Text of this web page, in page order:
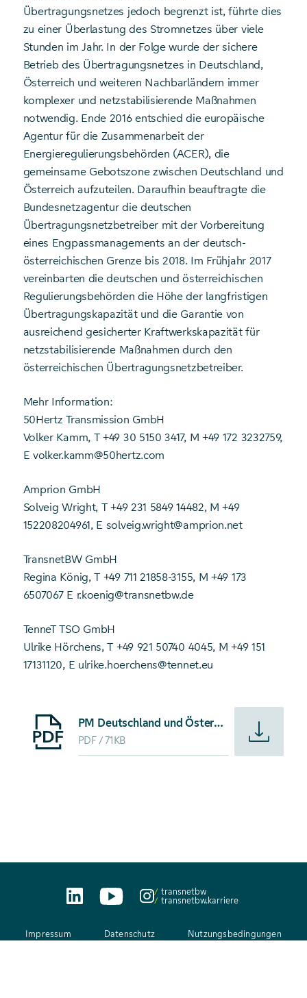
Übertragungsnetzes jedoch begrenzt ist, führte dies
zu einer Überlastung des Stromnetzes über viele
Stunden im Jahr. In der Folge wurde der sichere
Betrieb des Übertragungsnetzes in Deutschland,
Österreich und weiteren Nachbarländern immer
komplexer und netzstabilisierende Maßnahmen
notwendig. Ende 2016 entschied die europäische
Agentur für die Zusammenarbeit der
Energieregulierungsbehörden (ACER), die
gemeinsame Gebotszone zwischen Deutschland und
Österreich aufzuteilen. Daraufhin beauftragte die
Bundesnetzagentur die deutschen
Übertragungsnetzbetreiber mit der Vorbereitung
eines Engpassmanagements an der deutsch-
österreichischen Grenze bis 2018. Im Frühjahr 2017
vereinbarten die deutschen und österreichischen
Regulierungsbehörden die Höhe der langfristigen
Übertragungskapazität und die Garantie von
ausreichend gesicherter Kraftwerkskapazität für
netzstabilisierende Maßnahmen durch den
österreichischen Übertragungsnetzbetreiber.
Mehr Information:
50Hertz Transmission GmbH
Volker Kamm, T +49 30 5150 3417, M +49 172 3232759,
E volker.kamm@50hertz.com
Amprion GmbH
Solveig Wright, T +49 231 5849 14482, M +49
152208204961, E solveig.wright@amprion.net
TransnetBW GmbH
Regina König, T +49 711 21858-3155, M +49 173
6507067 E r.koenig@transnetbw.de
TenneT TSO GmbH
Ulrike Hörchens, T +49 921 50740 4045, M +49 151
17131120, E ulrike.hoerchens@tennet.eu
Starte Download von: PM Deutschland und Österreich:
PM Deutschland und Österreich: Engpassbewirtschaftung erfolgreich gestartet
PDF 71KB
transnetbw
transnetbw.karriere
Impressum Datenschutz Nutzungsbedingungen